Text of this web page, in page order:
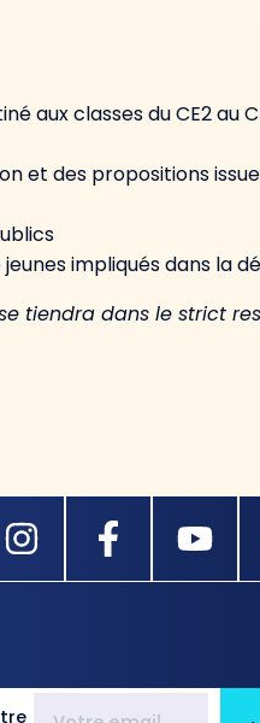
aux classes du CE2 au
et des propositions
impliqués dans la
tiendra dans le strict